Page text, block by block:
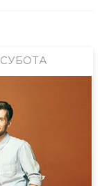
СУБОТА